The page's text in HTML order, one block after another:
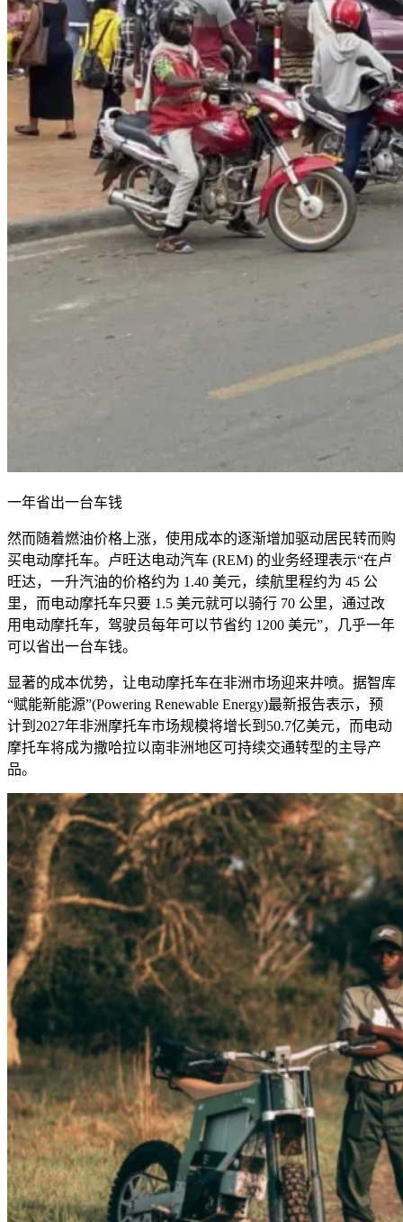
一年省出一台车钱
然而随着燃油价格上涨，使用成本的逐渐增加驱动居民转而购
买电动摩托车。卢旺达电动汽车 (REM) 的业务经理表示“在卢
旺达，一升汽油的价格约为 1.40 美元，续航里程约为 45 公
里，而电动摩托车只要 1.5 美元就可以骑行 70 公里，通过改
用电动摩托车，驾驶员每年可以节省约 1200 美元”，几乎一年
可以省出一台车钱。
显著的成本优势，让电动摩托车在非洲市场迎来井喷。据智库
“赋能新能源”(Powering Renewable Energy)最新报告表示，预
计到 2027年非洲摩托车市场规模将增长到 50.7亿美元，而电动
摩托车将成为撒哈拉以南非洲地区可持续交通转型的主导产
品。